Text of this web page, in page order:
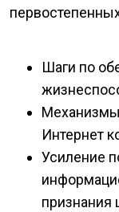
Шаги по
Механизмы
Интернет
Усиление
признания